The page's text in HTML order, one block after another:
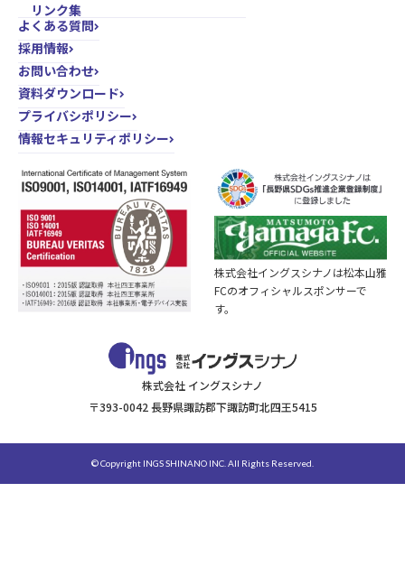
リンク集
よくある質問
採用情報
お問い合わせ
資料ダウンロード
プライバシポリシー
情報セキュリティポリシー
株式会社イングスシナノは松本山雅
FCのオフィシャルスポンサーで
す。
株式会社 イングスシナノ
〒393-0042 長野県諏訪郡下諏訪町北四王5415
© Copyright INGS SHINANO INC. All Rights Reserved.